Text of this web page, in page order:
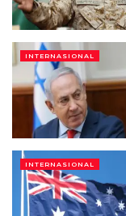
INTERNASIONAL
INTERNASIONAL